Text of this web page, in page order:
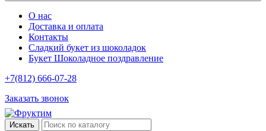
О нас
Доставка и оплата
Контакты
Сладкий букет из шоколадок
Букет Шоколадное поздравление
+7(812) 666-07-28
Заказать звонок